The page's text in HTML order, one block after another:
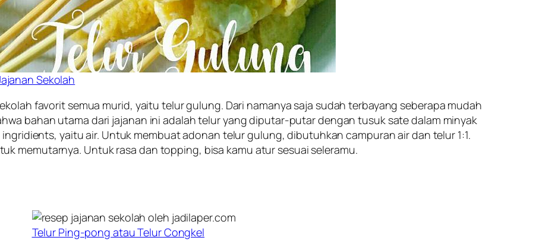
Sekolah
favorit semua murid, yaitu telur gulung. Dari namanya saja sudah terbayang seberapa mudah
bahan utama dari jajanan ini adalah telur yang diputar-putar dengan tusuk sate dalam minyak
yaitu air. Untuk membuat adonan telur gulung, dibutuhkan campuran air dan telur 1:1.
memutarnya. Untuk rasa dan topping, bisa kamu atur sesuai seleramu.
Telur Ping-pong atau Telur Congkel